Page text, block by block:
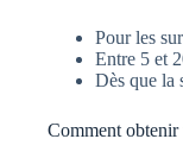
Pour les
Entre 5 et
Dès que la
Comment obtenir